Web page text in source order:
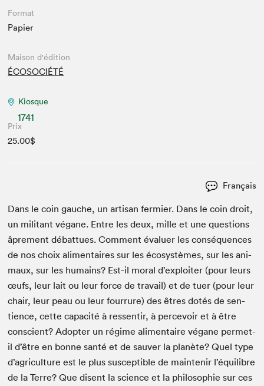
Format
Papier
Maison d'édition
ÉCOSOCIÉTÉ
Kiosque
1741
Prix
25.00$
Français
Dans le coin gauche, un arti­san fer­mi­er. Dans le coin droit,
un mil­i­tant végane. Entre les deux, mille et une ques­tions
âpre­ment débattues. Com­ment éval­uer les con­séquences
de nos choix ali­men­taires sur les écosys­tèmes, sur les ani­
maux, sur les humains? Est-il moral d’exploiter (pour leurs
œufs, leur lait ou leur force de tra­vail) et de tuer (pour leur
chair, leur peau ou leur four­rure) des êtres dotés de sen­
tience, cette capac­ité à ressen­tir, à percevoir et à être
con­scient? Adopter un régime ali­men­taire végane per­met-
il d’être en bonne san­té et de sauver la planète? Quel type
d’agriculture est le plus sus­cep­ti­ble de main­tenir l’équilibre
de la Terre? Que dis­ent la sci­ence et la philoso­phie sur ces